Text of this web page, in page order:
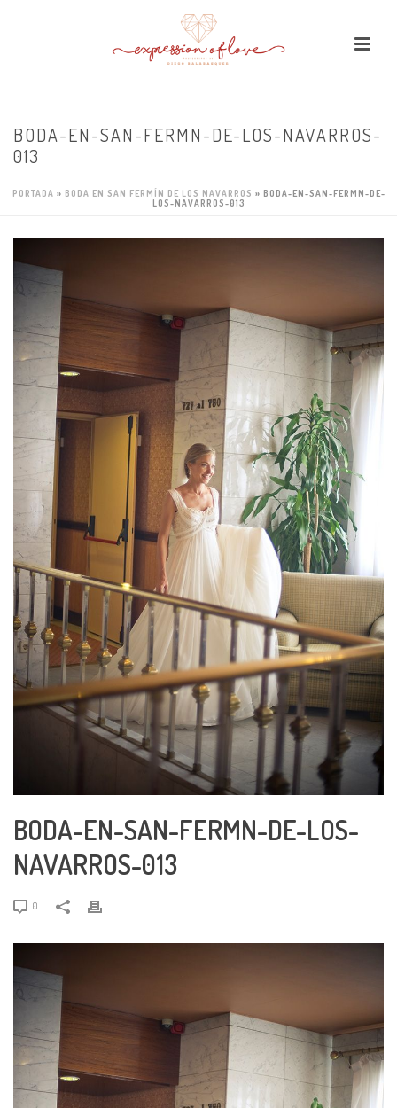
BODA-EN-SAN-FERMN-DE-LOS-NAVARROS-
013
PORTADA » BODA EN SAN FERMÍN DE LOS NAVARROS » BODA-EN-SAN-FERMN-DE-
LOS-NAVARROS-013
BODA-EN-SAN-FERMN-DE-LOS-
NAVARROS-013
0